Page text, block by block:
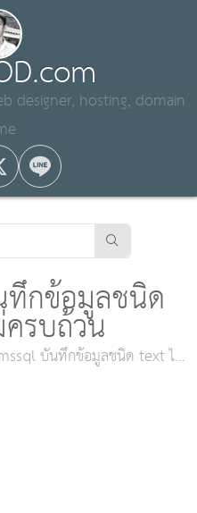
designer, hosting, domain
กข้อมูลชนิด
รบถ้วน
บันทึกข้อมูลชนิด text ได้